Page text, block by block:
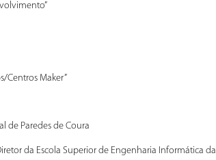
Centros Maker”
de Paredes de Coura
da Escola Superior de Engenharia Informática da